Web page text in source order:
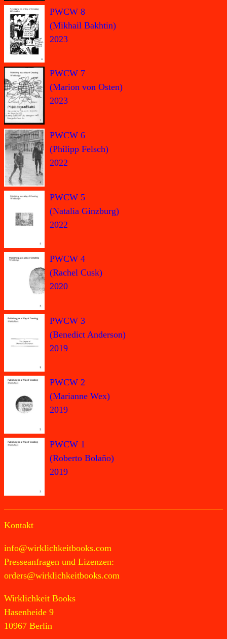
PWCW 8
(Mikhail Bakhtin)
2023
PWCW 7
(Marion von Osten)
2023
PWCW 6
(Philipp Felsch)
2022
PWCW 5
(Natalia Ginzburg)
2022
PWCW 4
(Rachel Cusk)
2020
PWCW 3
(Benedict Anderson)
2019
PWCW 2
(Marianne Wex)
2019
PWCW 1
(Roberto Bolaño)
2019
Kontakt
info@wirklichkeitbooks.com
Presseanfragen und Lizenzen:
orders@wirklichkeitbooks.com
Wirklichkeit Books
Hasenheide 9
10967 Berlin